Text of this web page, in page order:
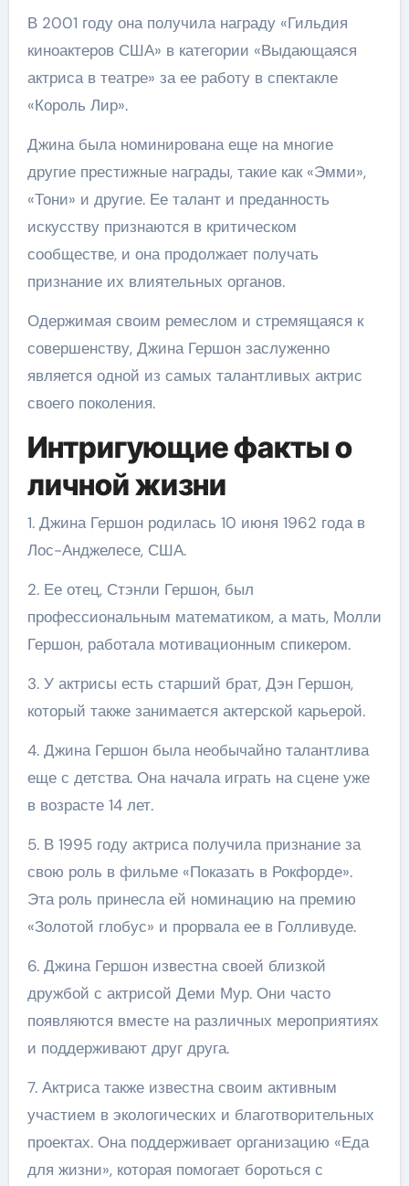
В 2001 году она получила награду «Гильдия
киноактеров США» в категории «Выдающаяся
актриса в театре» за ее работу в спектакле
«Король Лир».
Джина была номинирована еще на многие
другие престижные награды, такие как «Эмми»,
«Тони» и другие. Ее талант и преданность
искусству признаются в критическом
сообществе, и она продолжает получать
признание их влиятельных органов.
Одержимая своим ремеслом и стремящаяся к
совершенству, Джина Гершон заслуженно
является одной из самых талантливых актрис
своего поколения.
Интригующие факты о
личной жизни
1. Джина Гершон родилась 10 июня 1962 года в
Лос-Анджелесе, США.
2. Ее отец, Стэнли Гершон, был
профессиональным математиком, а мать, Молли
Гершон, работала мотивационным спикером.
3. У актрисы есть старший брат, Дэн Гершон,
который также занимается актерской карьерой.
4. Джина Гершон была необычайно талантлива
еще с детства. Она начала играть на сцене уже
в возрасте 14 лет.
5. В 1995 году актриса получила признание за
свою роль в фильме «Показать в Рокфорде».
Эта роль принесла ей номинацию на премию
«Золотой глобус» и прорвала ее в Голливуде.
6. Джина Гершон известна своей близкой
дружбой с актрисой Деми Мур. Они часто
появляются вместе на различных мероприятиях
и поддерживают друг друга.
7. Актриса также известна своим активным
участием в экологических и благотворительных
проектах. Она поддерживает организацию «Еда
для жизни», которая помогает бороться с